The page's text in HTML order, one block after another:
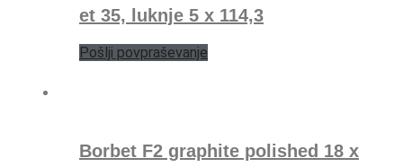
et 35, luknje 5 x 114,3
Pošlji povpraševanje
Borbet F2 graphite polished 18 x